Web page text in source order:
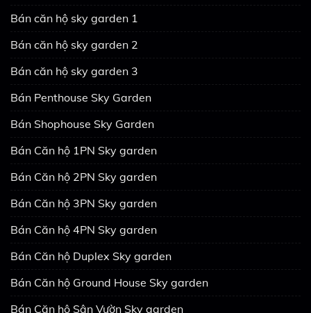
Bán căn hộ sky garden 1
Bán căn hộ sky garden 2
Bán căn hộ sky garden 3
Bán Penthouse Sky Garden
Bán Shophouse Sky Garden
Bán Căn hộ 1PN Sky garden
Bán Căn hộ 2PN Sky garden
Bán Căn hộ 3PN Sky garden
Bán Căn hộ 4PN Sky garden
Bán Căn hộ Duplex Sky garden
Bán Căn hộ Ground House Sky garden
Bán Căn hộ Sân Vườn Sky garden